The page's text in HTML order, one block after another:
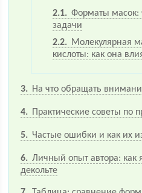
2.1
Форматы масок:
задачи
2.2
Молекулярная
кислоты: как она
3 На что обращать
4 Практические советы по
5 Частые ошибки и как их
6
Личный опыт автора:
декольте